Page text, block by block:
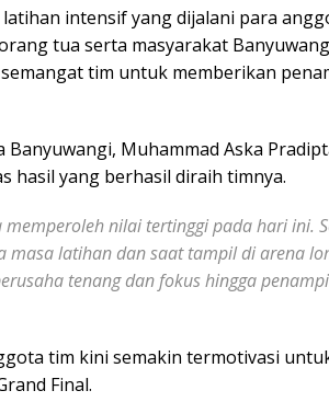
intensif yang dijalani para
tua serta masyarakat
tim untuk memberikan
Muhammad Aska
hasil yang berhasil diraih timnya.
nilai tertinggi pada hari ini.
masa latihan dan saat tampil di arena
tenang dan fokus hingga
tim kini semakin termotivasi
Final.